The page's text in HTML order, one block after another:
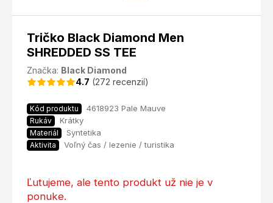
Tričko Black Diamond Men
SHREDDED SS TEE
Značka: Black Diamond
4.7 (272 recenzií)
Kód produktu 4618923 Pale Mauve
Rukáv Krátky
Materiál Syntetika
Aktivita Voľný čas / lezenie / turistika
Ľutujeme, ale tento produkt už nie je v
ponuke.